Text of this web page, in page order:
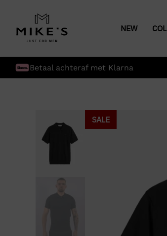
NEW
Betaal achteraf met Klarna
SALE